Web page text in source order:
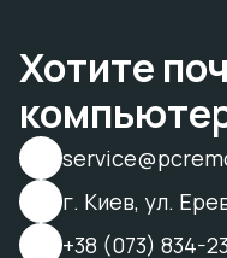
Хотите
г. Киев, ул.
+38 (073) 834-